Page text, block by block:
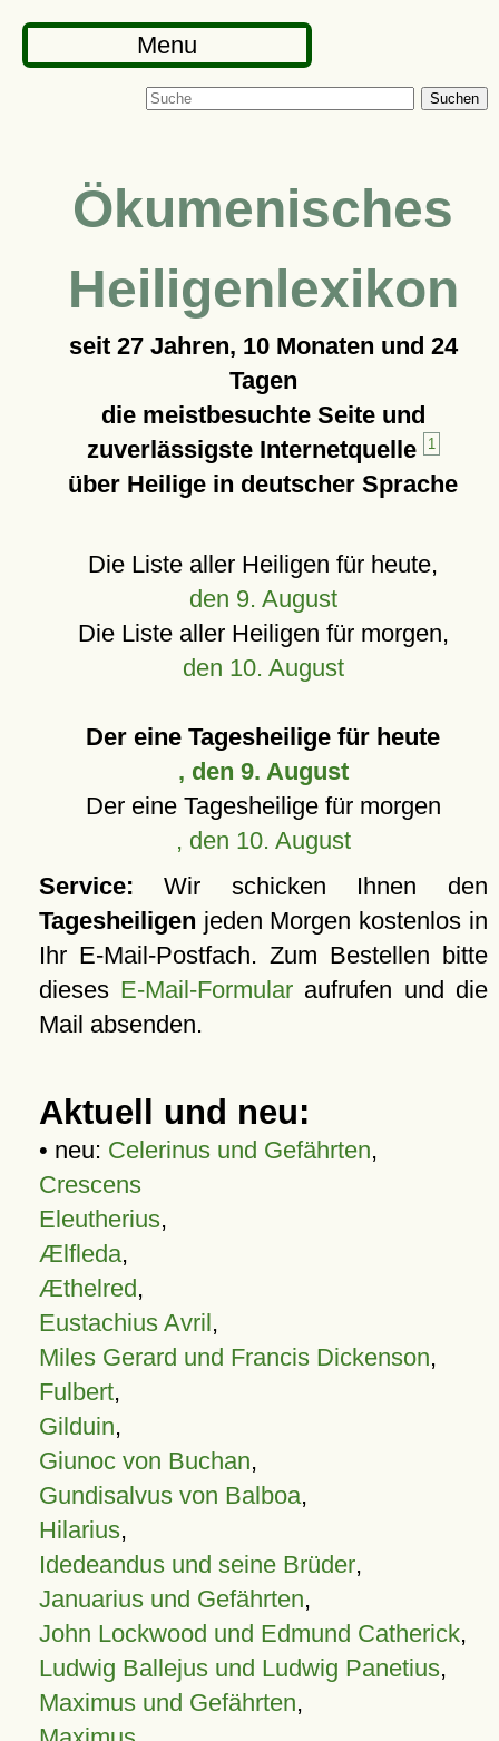
Menu
Suchen
Ökumenisches
Heiligenlexikon
seit 27 Jahren, 10 Monaten und 24
Tagen
die meistbesuchte Seite und
zuverlässigste Internetquelle
1
über Heilige in deutscher Sprache
Die Liste aller Heiligen für heute,
den 9. August
Die Liste aller Heiligen für morgen,
den 10. August
Der eine Tagesheilige für heute
, den 9. August
Der eine Tagesheilige für morgen
, den 10. August
Service: Wir schicken Ihnen den
Tagesheiligen jeden Morgen kostenlos in
Ihr E-Mail-Postfach. Zum Bestellen bitte
dieses E-Mail-Formular aufrufen und die
Mail absenden.
Aktuell und neu:
• neu: Celerinus und Gefährten,
Crescens
Eleutherius,
Ælfleda,
Æthelred,
Eustachius Avril,
Miles Gerard und Francis Dickenson,
Fulbert,
Gilduin,
Giunoc von Buchan,
Gundisalvus von Balboa,
Hilarius,
Idedeandus und seine Brüder,
Januarius und Gefährten,
John Lockwood und Edmund Catherick,
Ludwig Ballejus und Ludwig Panetius,
Maximus und Gefährten,